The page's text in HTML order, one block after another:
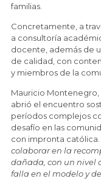
familias.
Concretamente, a
a consultoría
docente, además de
de calidad, con
y miembros de la
Mauricio
abrió el encuentro
períodos complejos
desafío en las
con impronta católica.
colaborar en la
dañada, con un nivel
falla en el modelo y